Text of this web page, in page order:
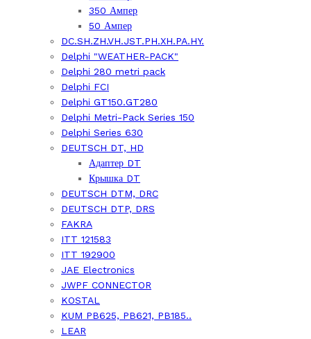
350 Ампер
50 Ампер
DC.SH.ZH.VH.JST.PH.XH.PA.HY.
Delphi "WEATHER-PACK"
Delphi 280 metri pack
Delphi FCI
Delphi GT150.GT280
Delphi Metri-Pack Series 150
Delphi Series 630
DEUTSCH DT, HD
Адаптер DT
Крышка DT
DEUTSCH DTM, DRC
DEUTSCH DTP, DRS
FAKRA
ITT 121583
ITT 192900
JAE Electronics
JWPF CONNECTOR
KOSTAL
KUM PB625, PB621, PB185..
LEAR